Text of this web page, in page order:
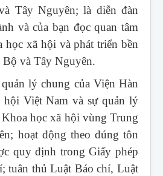
Tây Nguyên; là diễn đàn
và của bạn đọc quan tâm
học xã hội và phát triển bền
và Tây Nguyên.
lý chung của Viện Hàn
hội Việt Nam và sự quản lý
học xã hội vùng Trung
hoạt động theo đúng tôn
quy định trong Giấy phép
tuân thủ Luật Báo chí, Luật